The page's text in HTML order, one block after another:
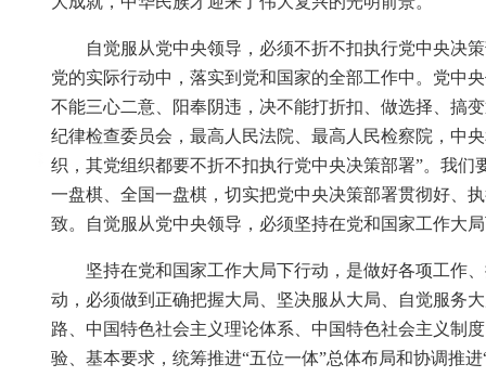
自觉服从党中央领导，必须不折不扣执行党中央决
党的实际行动中，落实到党和国家的全部工作中。党中
不能三心二意、阳奉阴违，决不能打折扣、做选择、搞
纪律检查委员会，最高人民法院、最高人民检察院，中
织，其党组织都要不折不扣执行党中央决策部署”。我
一盘棋、全国一盘棋，切实把党中央决策部署贯彻好、
致。自觉服从党中央领导，必须坚持在党和国家工作大
坚持在党和国家工作大局下行动，是做好各项工作
动，必须做到正确把握大局、坚决服从大局、自觉服务
路、中国特色社会主义理论体系、中国特色社会主义制
验、基本要求，统筹推进“五位一体”总体布局和协调推